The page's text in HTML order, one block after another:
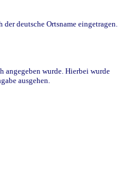
deutsche Ortsname eingetragen.
angegeben wurde. Hierbei wurde
ausgehen.